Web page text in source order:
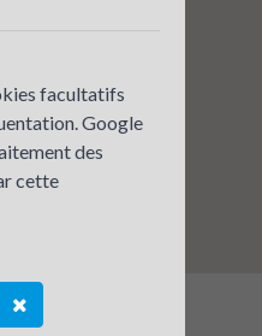
facultatifs
Google
des
cette